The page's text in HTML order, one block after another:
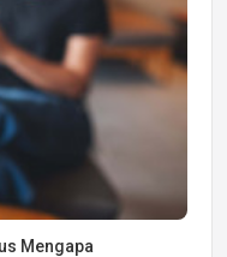
Mengapa